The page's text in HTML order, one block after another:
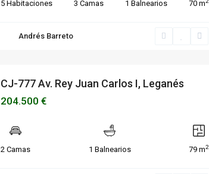
5 Habitaciones 3 Camas 1 Balnearios 70 m
Andrés Barreto
CJ-777 Av. Rey Juan Carlos I, Leganés
204.500 €
2 Camas 1 Balnearios 79 m2